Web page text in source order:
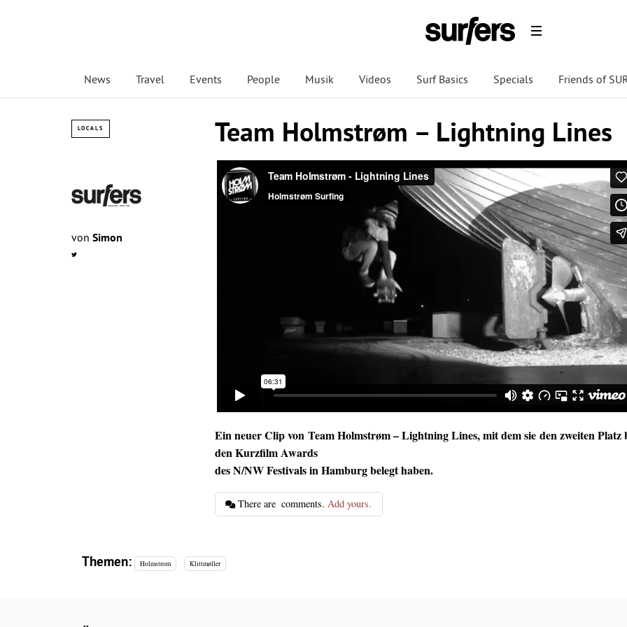
News Travel Events People Musik Videos Surf Basics Specials Friends of
LOCALS Team Holmstrøm – Lightning Lines
von Simon
Ein neuer Clip von Team Holmstrøm – Lightning Lines, mit dem sie den zweiten Platz
denKurzfilm Awards
des N/NW Festivals in Hamburg belegt haben.
There are comments.Add yours.
Themen: Holmstrom Klittmøller